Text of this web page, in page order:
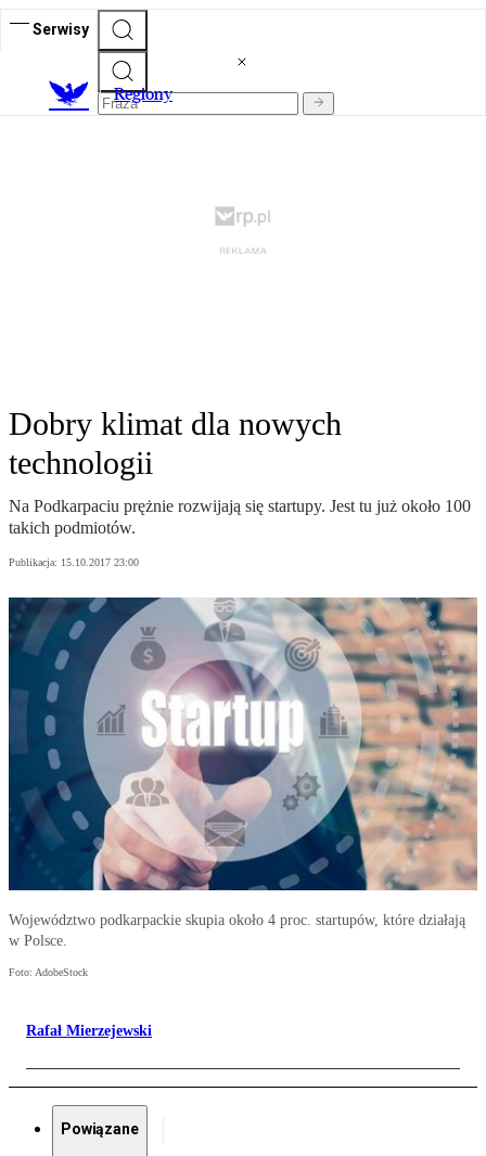
Serwisy
Regiony
Dobry klimat dla nowych
technologii
Na Podkarpaciu prężnie rozwijają się startupy. Jest tu już około 100
takich podmiotów.
Publikacja: 15.10.2017 23:00
Województwo podkarpackie skupia około 4 proc. startupów, które działają
w Polsce.
Foto: AdobeStock
Rafał Mierzejewski
Powiązane